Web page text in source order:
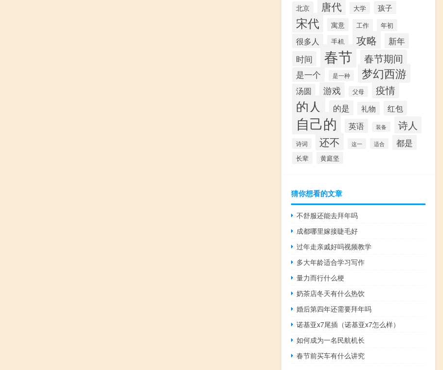
北京 唐代 大学 孩子
宋代 寓意 工作 年初
很多人 手机 攻略
新年
时间
春节 春节期间
是一个 是一种 梦幻西游
汤圆 游戏 父母 疫情
的人 的是 礼物 红包
自己的 英语 装备 诗人
诗词 还不 这一 适合 都是
长辈 黄庭坚
猜你想看的文章
不舒服还能去拜年吗
成都哪里嫁接睫毛好
过年走亲戚好吗视频教学
多大年龄适合学习写作
量力而行什么梗
奶茶店冬天有什么热饮
婚后第四年还需要拜年吗
诺基亚x7尾插（诺基亚x7怎么样）
如何成为一名民航机长
春节前买车有什么讲究